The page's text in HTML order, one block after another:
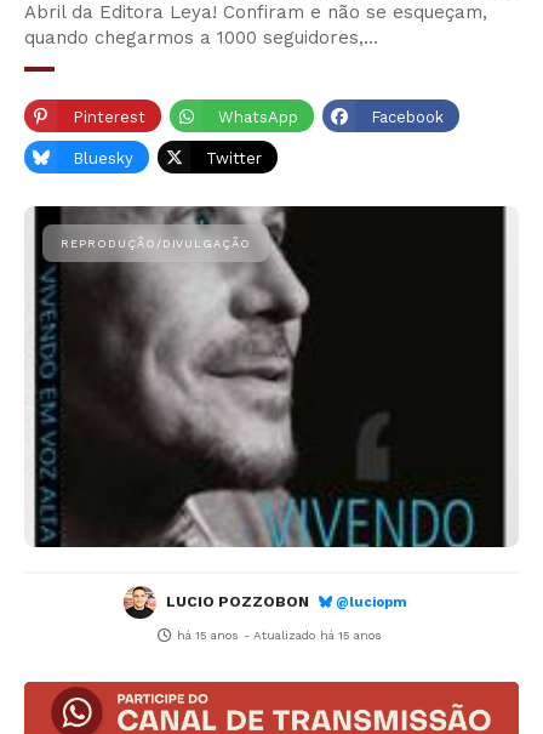
Abril da Editora Leya! Confiram e não se esqueçam,
quando chegarmos a 1000 seguidores,…
Pinterest WhatsApp Facebook
Bluesky Twitter
LUCIO POZZOBON @luciopm
há 15 anos - Atualizado há 15 anos